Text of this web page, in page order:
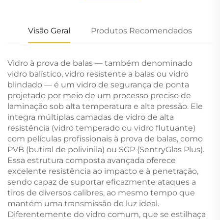
Visão Geral Produtos Recomendados
Vidro à prova de balas — também denominado
vidro balístico, vidro resistente a balas ou vidro
blindado — é um vidro de segurança de ponta
projetado por meio de um processo preciso de
laminação sob alta temperatura e alta pressão. Ele
integra múltiplas camadas de vidro de alta
resistência (vidro temperado ou vidro flutuante)
com películas profissionais à prova de balas, como
PVB (butiral de polivinila) ou SGP (SentryGlas Plus).
Essa estrutura composta avançada oferece
excelente resistência ao impacto e à penetração,
sendo capaz de suportar eficazmente ataques a
tiros de diversos calibres, ao mesmo tempo que
mantém uma transmissão de luz ideal.
Diferentemente do vidro comum, que se estilhaça